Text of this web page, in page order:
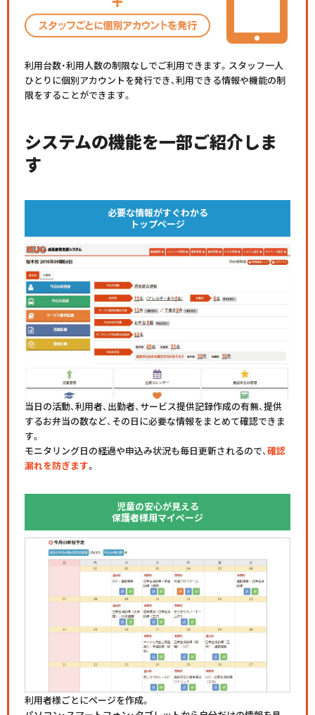
利用台数・利用人数の制限なしでご利用できます。スタッフ一人
ひとりに個別アカウントを発行でき、利用できる情報や機能の制
限をすることができます。
システムの機能を一部ご紹介しま
す
必要な情報がすぐわかる
トップページ
当日の活動、利用者、出勤者、サービス提供記録作成の有無、提供
するお弁当の数など、その日に必要な情報をまとめて確認できま
す。
モニタリング日の経過や申込み状況も毎日更新されるので、確認
漏れを防ぎます。
児童の安心が見える
保護者様用マイページ
利用者様ごとにページを作成。